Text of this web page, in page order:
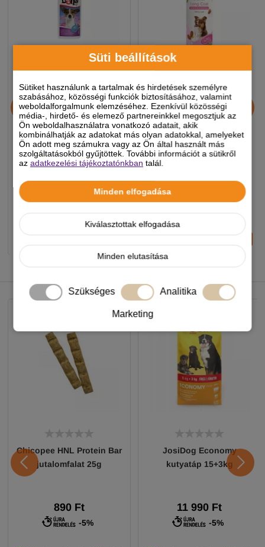
Süti beállítások
Sütiket használunk a tartalmak és hirdetések személyre
szabásához, közösségi funkciók biztosításához, valamint
weboldalforgalmunk elemzéséhez. Ezenkívül közösségi
média-, hirdető- és elemező partnereinkkel megosztjuk az
Ön weboldalhasználatra vonatkozó adatait, akik
kombinálhatják az adatokat más olyan adatokkal, amelyeket
Ön adott meg számukra vagy az Ön által használt más
szolgáltatásokból gyűjtöttek. További információt a sütikről
azadatkezelési tájékoztatónkban talál.
Minden elfogadása
Kiválasztottak elfogadása
Minden elutasítása
Szükséges Analitika
Marketing
Dolly Nercolajos
Kutyasampon 250 Ml
1 390 Ft
Készleten, várható szállítás 1-3
+
Beaphar Sampon Kutya
Filcesedés Ellen Hosszú
Szőrre 250ml
3 490 Ft
Készleten, várható szállítás 1-3
- +
NEKED AJÁNLJUK
Chicopee HNL Protein Bar
jutalomfalat 25g
890 Ft
-5%
JosiDog Economy
kutyatáp 15+3kg
11 990 Ft
-5%